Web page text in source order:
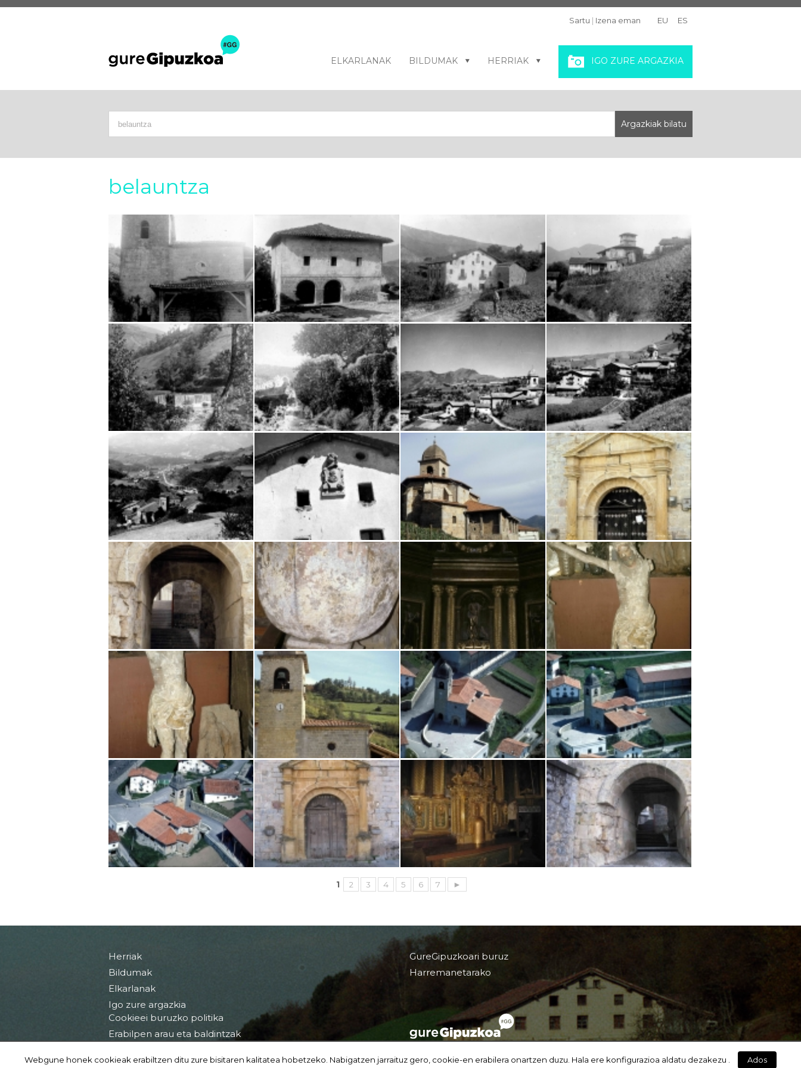
Sartu | Izena eman EU ES
ELKARLANAK BILDUMAK HERRIAK IGO ZURE ARGAZKIA
belauntza
1 2 3 4 5 6 7 ►
Herriak
Bildumak
Elkarlanak
Igo zure argazkia
GureGipuzkoari buruz
Harremanetarako
Cookieei buruzko politika
Erabilpen arau eta baldintzak
Webgune honek cookieak erabiltzen ditu zure bisitaren kalitatea hobetzeko. Nabigatzen jarraituz gero, cookie-en erabilera onartzen duzu. Hala ere konfigurazioa aldatu dezakezu . Ados